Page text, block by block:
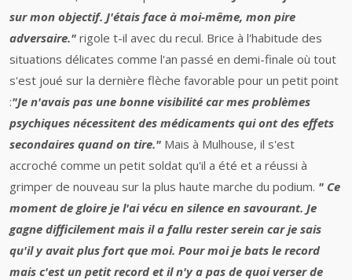
sur mon objectif. J'étais face à moi-même, mon pire
adversaire." rigole t-il avec du recul. Brice à l'habitude des
situations délicates comme l'an passé en demi-finale où tout
s'est joué sur la dernière flèche favorable pour un petit point
:"Je n'avais pas une bonne visibilité car mes problèmes
psychiques nécessitent des médicaments qui ont des effets
secondaires quand on tire." Mais à Mulhouse, il s'est
accroché comme un petit soldat qu'il a été et a réussi à
grimper de nouveau sur la plus haute marche du podium. " Ce
moment de gloire je l'ai vécu en silence en savourant. Je
gagne difficilement mais il a fallu rester serein car je sais
qu'il y avait plus fort que moi. Pour moi je bats le record
mais c'est un petit record et il n'y a pas de quoi verser de